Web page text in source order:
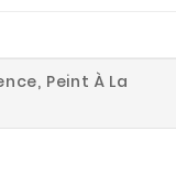
Peint À La